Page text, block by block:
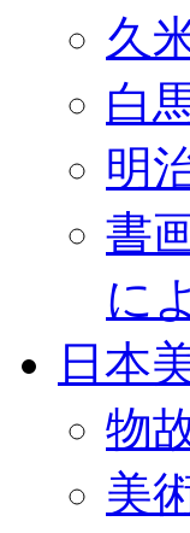
久
白
明
書
に
日本
物
美